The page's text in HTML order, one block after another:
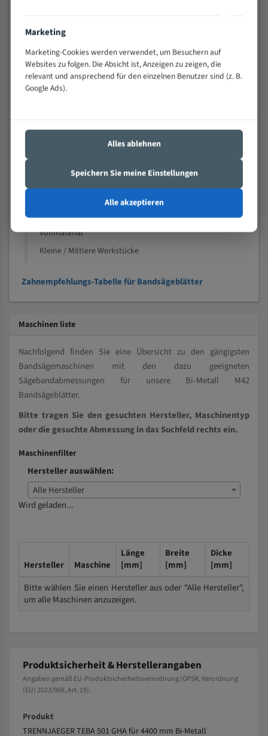
Technische Beschreibung:
Positiver Spanwinkel
Bandkörper aus hochlegiertem Federstahl
Nichteisenmetalle
Speziell entwickelt für Profile / Rohre
Kleine und mittlere Profile / Kleine Durchmesser
Vollmaterial
Kleine / Mittlere Werkstücke
Zahnempfehlungs-Tabelle für Bandsägeblätter
Maschinen liste
Nachfolgend finden Sie eine Übersicht zu den gängigsten
Bandsägemaschinen mit den dazu geeigneten
Sägebandabmessungen für unsere Bi-Metall M42
Bandsägeblätter.
Bitte tragen Sie den gesuchten Hersteller, Maschinentyp
oder die gesuchte Abmessung in das Suchfeld rechts ein.
Maschinenfilter
Hersteller auswählen:
Alle Hersteller
Wird geladen...
Hersteller Maschine
Länge
[mm]
Breite
[mm]
Dicke
[mm]
Bitte wählen Sie einen Hersteller aus oder "Alle Hersteller",
um alle Maschinen anzuzeigen.
Produktsicherheit & Herstellerangaben
Angaben gemäß EU-Produktsicherheitsverordnung (GPSR, Verordnung
(EU) 2023/988, Art. 19).
Produkt
TRENNJAEGER TEBA 501 GHA für 4400 mm Bi-Metall
Marketing
Marketing-Cookies werden verwendet, um Besuchern auf
Websites zu folgen. Die Absicht ist, Anzeigen zu zeigen, die
relevant und ansprechend für den einzelnen Benutzer sind (z. B.
Google Ads).
Alles ablehnen
Speichern Sie meine Einstellungen
Alle akzeptieren